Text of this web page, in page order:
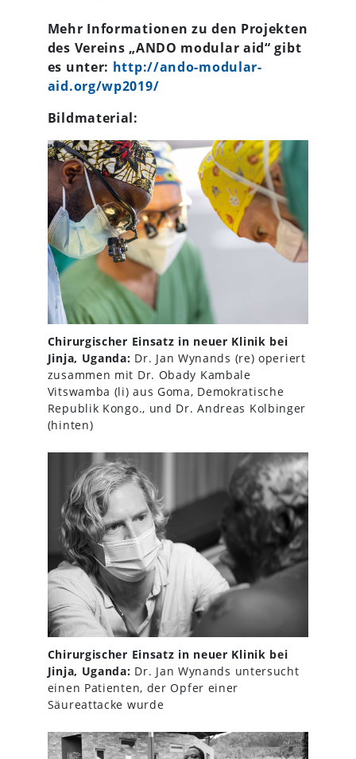
Mehr Informationen zu den Projekten
des Vereins „ANDO modular aid“ gibt
es unter: http://ando-modular-
aid.org/wp2019/
Bildmaterial:
Chirurgischer Einsatz in neuer Klinik bei
Jinja, Uganda: Dr. Jan Wynands (re) operiert
zusammen mit Dr. Obady Kambale
Vitswamba (li) aus Goma, Demokratische
Republik Kongo., und Dr. Andreas Kolbinger
(hinten)
Chirurgischer Einsatz in neuer Klinik bei
Jinja, Uganda: Dr. Jan Wynands untersucht
einen Patienten, der Opfer einer
Säureattacke wurde